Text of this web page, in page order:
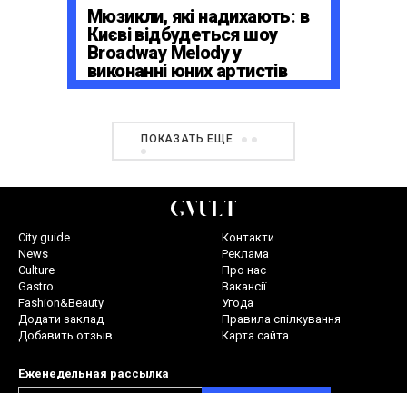
Мюзикли, які надихають: в
Києві відбудеться шоу
Broadway Melody у
виконанні юних артистів
Broadway Kids Studio
ПОКАЗАТЬ ЕЩЕ
City guide
News
Culture
Gastro
Fashion&Beauty
Додати заклад
Добавить отзыв
Контакти
Реклама
Про нас
Вакансії
Угода
Правила спілкування
Карта сайта
Еженедельная рассылка